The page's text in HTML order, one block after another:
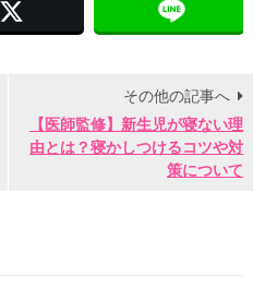
その他の記事へ
【医師監修】新生児が寝ない理
由とは？寝かしつけるコツや対
策について